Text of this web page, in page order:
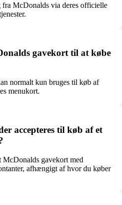
McDonalds via deres officielle
gavekort til at købe
normalt kun bruges til køb af
menukort.
accepteres til køb af et
gavekort med
afhængigt af hvor du køber